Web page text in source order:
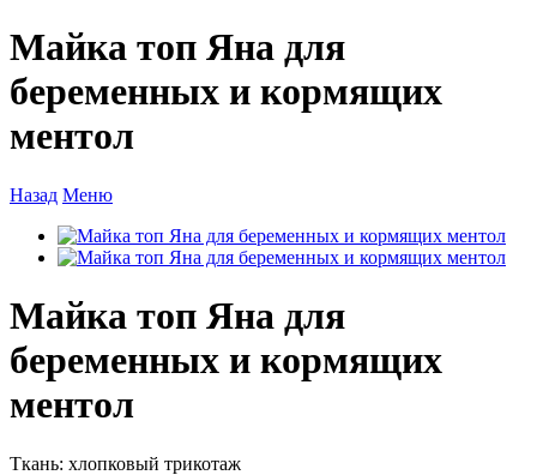
Майка топ Яна для
беременных и кормящих
ментол
Назад Меню
Майка топ Яна для
беременных и кормящих
ментол
Ткань: хлопковый трикотаж